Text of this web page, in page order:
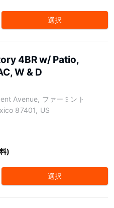
選択
4BR w/ Patio,
W & D
Avenue, ファーミント
87401, US
)
選択